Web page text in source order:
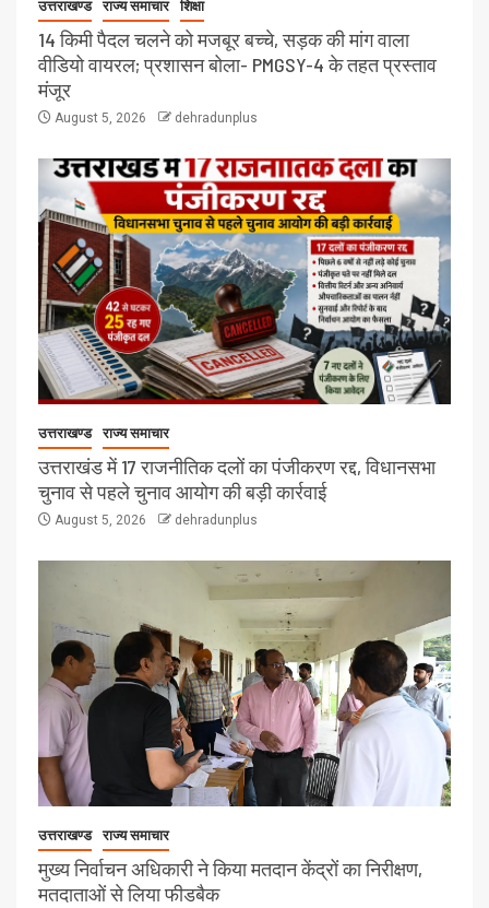
उत्तराखण्ड राज्य समाचार शिक्षा
14 किमी पैदल चलने को मजबूर बच्चे, सड़क की मांग वाला
वीडियो वायरल; प्रशासन बोला- PMGSY-4 के तहत प्रस्ताव
मंजूर
August 5, 2026 dehradunplus
उत्तराखण्ड राज्य समाचार
उत्तराखंड में 17 राजनीतिक दलों का पंजीकरण रद्द, विधानसभा
चुनाव से पहले चुनाव आयोग की बड़ी कार्रवाई
August 5, 2026 dehradunplus
उत्तराखण्ड राज्य समाचार
मुख्य निर्वाचन अधिकारी ने किया मतदान केंद्रों का निरीक्षण,
मतदाताओं से लिया फीडबैक